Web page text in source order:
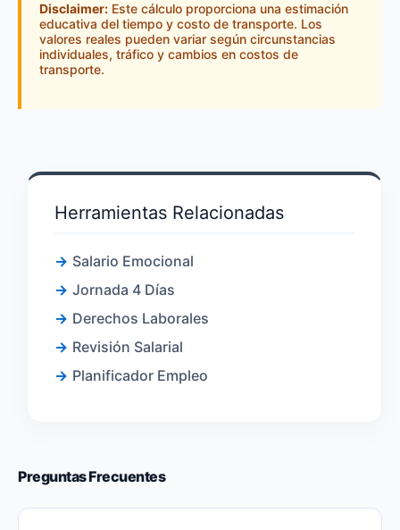
Disclaimer: Este cálculo proporciona una estimación
educativa del tiempo y costo de transporte. Los
valores reales pueden variar según circunstancias
individuales, tráfico y cambios en costos de
transporte.
Herramientas Relacionadas
Salario Emocional
Jornada 4 Días
Derechos Laborales
Revisión Salarial
Planificador Empleo
Preguntas Frecuentes